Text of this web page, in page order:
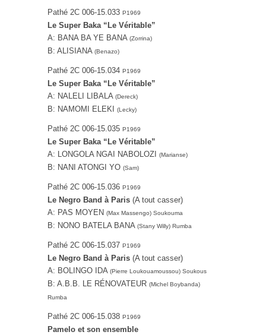
Pathé 2C 006-15.033 P1969
Le Super Baka “Le Véritable”
A: BANA BA YE BANA (Zorrina)
B: ALISIANA (Benazo)
Pathé 2C 006-15.034 P1969
Le Super Baka “Le Véritable”
A: NALELI LIBALA (Dereck)
B: NAMOMI ELEKI (Lecky)
Pathé 2C 006-15.035 P1969
Le Super Baka “Le Véritable”
A: LONGOLA NGAI NABOLOZI
(Marianse)
B: NANI ATONGI YO (Sam)
Pathé 2C 006-15.036 P1969
Le Negro Band à Paris (A tout casser)
A: PAS MOYEN (Max Massengo) Soukouma
B: NONO BATELA BANA (Stany Willy) Rumba
Pathé 2C 006-15.037 P1969
Le Negro Band à Paris (A tout casser)
A: BOLINGO IDA (Pierre Loukouamoussou) Soukous
B: A.B.B. LE RÉNOVATEUR (Michel Boybanda)
Rumba
Pathé 2C 006-15.038 P1969
Pamelo et son ensemble